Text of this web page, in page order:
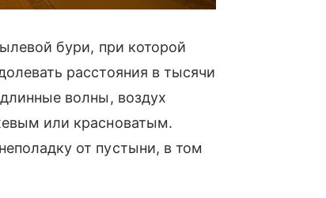
бури, при которой
расстояния в тысячи
волны, воздух
или красноватым.
от пустыни, в том